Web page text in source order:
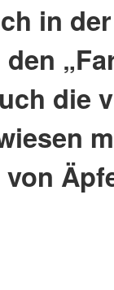
in
die